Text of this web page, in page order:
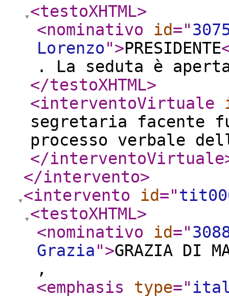
<testoXHTML>
<nominativo
id="
Lorenzo">PRESIDENTE
. La seduta è
</testoXHTML>
<interventoVirtuale
segretaria facente
processo verbale
</interventoVirtuale
</intervento>
<intervento
id="
<testoXHTML>
<nominativo
id="
Grazia">GRAZIA DI
,
<emphasis
type="